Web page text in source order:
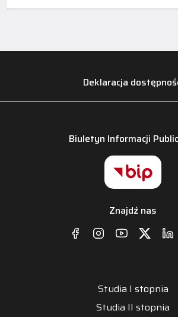
Deklaracja
Biuletyn Informacji
Znajdź nas
Studia I stopnia
Studia II stopnia